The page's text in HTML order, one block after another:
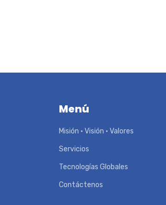
Menú
Misión • Visión • Valores
Servicios
Tecnologías Globales
Contáctenos